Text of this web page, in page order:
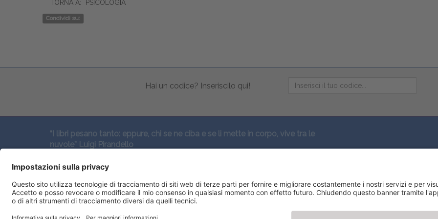
TORNA A: PSICOLOGIA
Condividi su:
Hai un codice? Inseriscilo qui!
“I libri pesano tanto: eppure, chi se ne ciba e se li mette in corpo, vive tra le
nuvole” Luigi Pirandello
SEGUICI QUI: